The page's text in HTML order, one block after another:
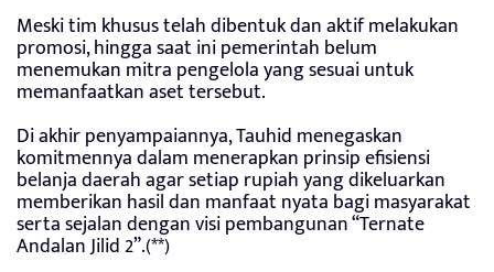
Meski tim khusus telah dibentuk dan aktif melakukan
promosi, hingga saat ini pemerintah belum
menemukan mitra pengelola yang sesuai untuk
memanfaatkan aset tersebut.
Di akhir penyampaiannya, Tauhid menegaskan
komitmennya dalam menerapkan prinsip efisiensi
belanja daerah agar setiap rupiah yang dikeluarkan
memberikan hasil dan manfaat nyata bagi masyarakat
serta sejalan dengan visi pembangunan “Ternate
Andalan Jilid 2”.(**)